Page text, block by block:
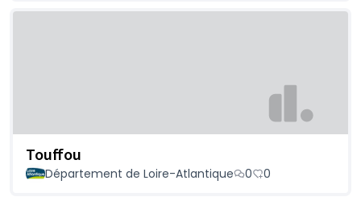
Touffou
Département de Loire-Atlantique 0 0